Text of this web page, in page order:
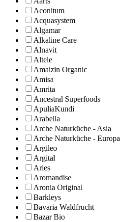
Aconitum
Acquasystem
Algamar
Alkaline Care
Alnavit
Altele
Amaizin Organic
Amisa
Amrita
Ancestral Superfoods
ApuliaKundi
Arabella
Arche Naturküche - Asia
Arche Naturküche - Europa
Argileo
Argital
Aries
Aromandise
Aronia Original
Barkleys
Bavaria Waldfrucht
Bazar Bio